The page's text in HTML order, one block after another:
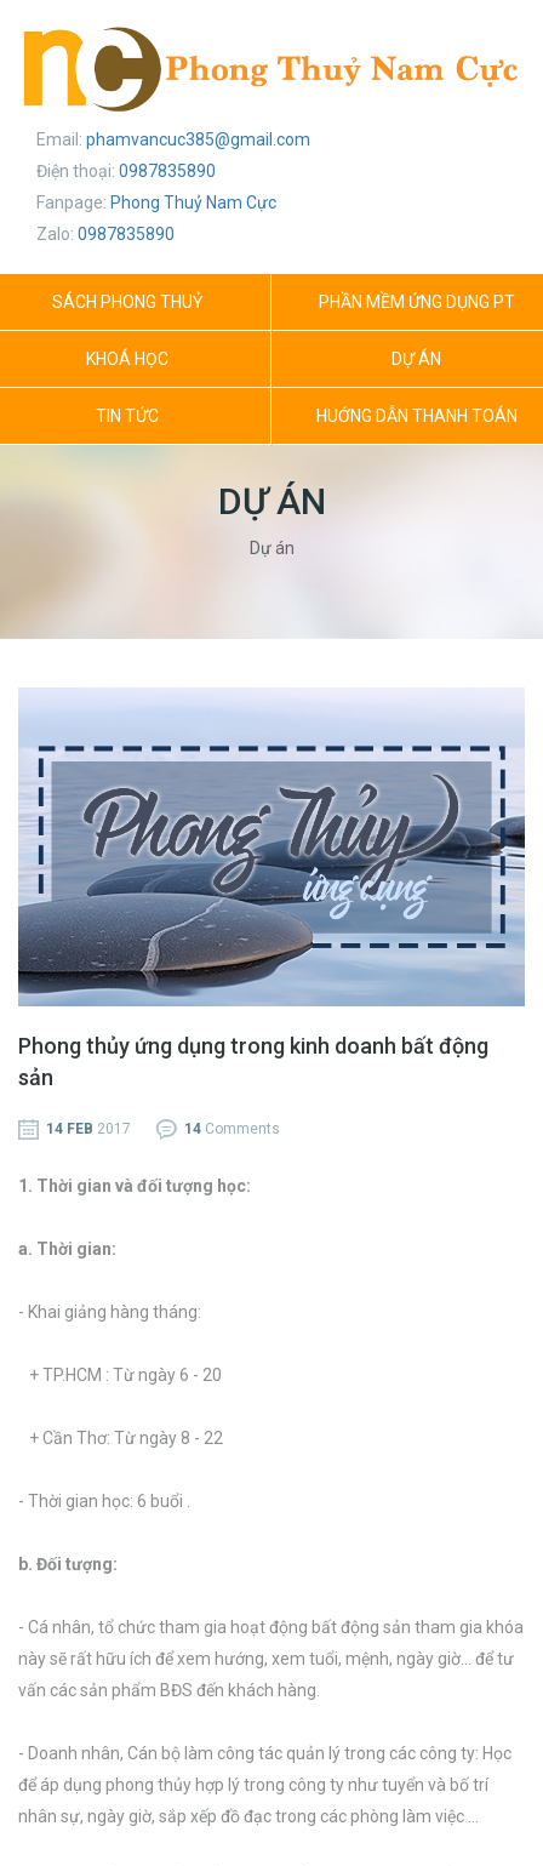
Email: phamvancuc385@gmail.com
Điện thoại: 0987835890
Fanpage: Phong Thuỷ Nam Cực
Zalo: 0987835890
SÁCH PHONG THUỶ PHẦN MỀM ỨNG DỤNG PT
KHOÁ HỌC DỰ ÁN
TIN TỨC HUỚNG DẪN THANH TOÁN
DỰ ÁN
Dự án
Phong thủy ứng dụng trong kinh doanh bất động
sản
14 FEB 2017 14 Comments
1. Thời gian và đối tượng học:
a. Thời gian:
- Khai giảng hàng tháng:
+ TP.HCM : Từ ngày 6 - 20
+ Cần Thơ: Từ ngày 8 - 22
- Thời gian học: 6 buổi .
b. Đối tượng:
- Cá nhân, tổ chức tham gia hoạt động bất động sản tham gia khóa
này sẽ rất hữu ích để xem hướng, xem tuổi, mệnh, ngày giờ… để tư
vấn các sản phẩm BĐS đến khách hàng.
- Doanh nhân, Cán bộ làm công tác quản lý trong các công ty: Học
để áp dụng phong thủy hợp lý trong công ty như tuyển và bố trí
nhân sự, ngày giờ, sắp xếp đồ đạc trong các phòng làm việc …